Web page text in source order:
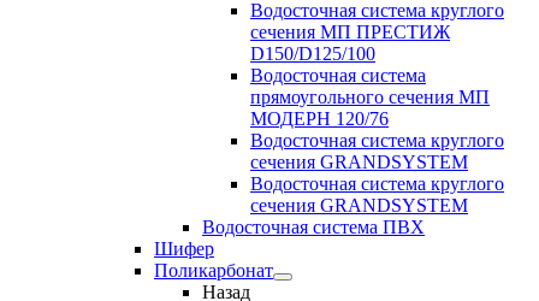
Водосточная система круглого
сечения МП ПРЕСТИЖ
D150/D125/100
Водосточная система
прямоугольного сечения МП
МОДЕРН 120/76
Водосточная система круглого
сечения GRANDSYSTEM
Водосточная система круглого
сечения GRANDSYSTEM
Водосточная система ПВХ
Шифер
Поликарбонат
Назад